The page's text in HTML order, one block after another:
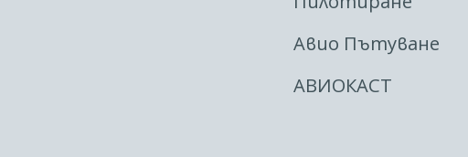
Авио Пътуване
АВИОКАСТ